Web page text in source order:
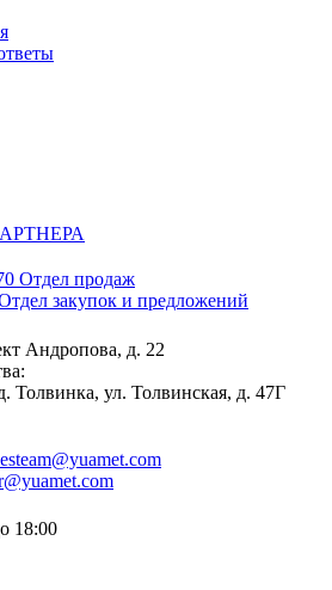
Отдел продаж
закупок и предложений
Андропова, д. 22
Толвинка, ул. Толвинская, д. 47Г
18:00